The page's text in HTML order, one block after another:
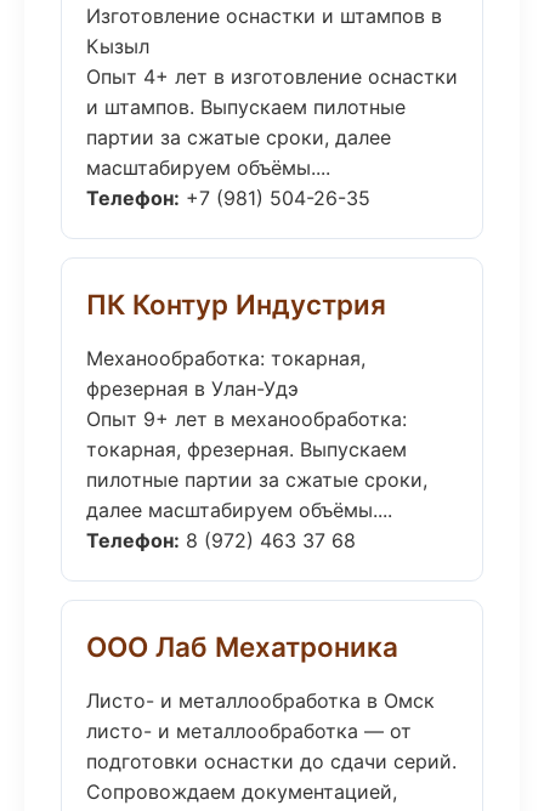
Изготовление оснастки и штампов в
Кызыл
Опыт 4+ лет в изготовление оснастки
и штампов. Выпускаем пилотные
партии за сжатые сроки, далее
масштабируем объёмы....
Телефон: +7 (981) 504-26-35
ПК Контур Индустрия
Механообработка: токарная,
фрезерная в Улан-Удэ
Опыт 9+ лет в механообработка:
токарная, фрезерная. Выпускаем
пилотные партии за сжатые сроки,
далее масштабируем объёмы....
Телефон: 8 (972) 463 37 68
ООО Лаб Мехатроника
Листо- и металлообработка в Омск
листо- и металлообработка — от
подготовки оснастки до сдачи серий.
Сопровождаем документацией,